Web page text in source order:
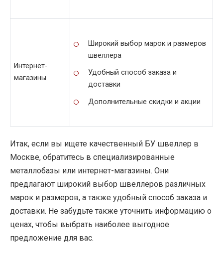
Интернет-
магазины
Широкий выбор марок и размеров
швеллера
Удобный способ заказа и
доставки
Дополнительные скидки и акции
Итак, если вы ищете качественный БУ швеллер в
Москве, обратитесь в специализированные
металлобазы или интернет-магазины. Они
предлагают широкий выбор швеллеров различных
марок и размеров, а также удобный способ заказа и
доставки. Не забудьте также уточнить информацию о
ценах, чтобы выбрать наиболее выгодное
предложение для вас.